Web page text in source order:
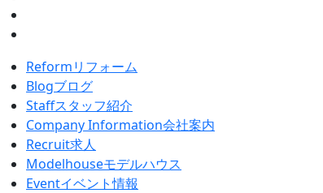
Reformリフォーム
Blogブログ
Staffスタッフ紹介
Company Information会社案内
Recruit求人
Modelhouseモデルハウス
Eventイベント情報